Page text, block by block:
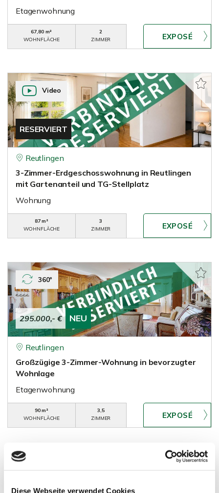
Diese Webseite verwendet Cookies
Etagenwohnung
67,80 m²
WOHNFLÄCHE
2
ZIMMER
RESERVIERT
Video
Reutlingen
3-Zimmer-Erdgeschosswohnung in Reutlingen
mit Gartenanteil und TG-Stellplatz
Wohnung
87 m²
WOHNFLÄCHE
3
ZIMMER
295.000,- € NEU
360°
Reutlingen
Großzügige 3-Zimmer-Wohnung in bevorzugter
Wohnlage
Etagenwohnung
90 m²
WOHNFLÄCHE
3,5
ZIMMER